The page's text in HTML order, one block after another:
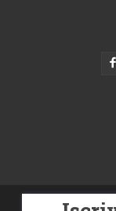
Uomini e